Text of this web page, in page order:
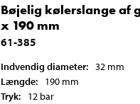
Bøjelig kølerslange af
x 190 mm
61-385
Indvendig diameter: 32 mm
Længde: 190 mm
Tryk: 12 bar